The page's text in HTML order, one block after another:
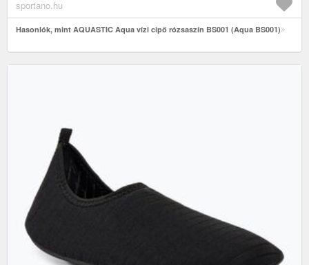
sportano.hu
Hasonlók, mint AQUASTIC Aqua vízi cipő rózsaszín BS001 (Aqua BS001)